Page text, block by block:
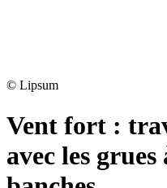
© Lipsum
Vent fort :
avec les